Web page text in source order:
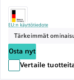
EU:n käyttötiedote
Tärkeimmät
Osta nyt
Vertaile